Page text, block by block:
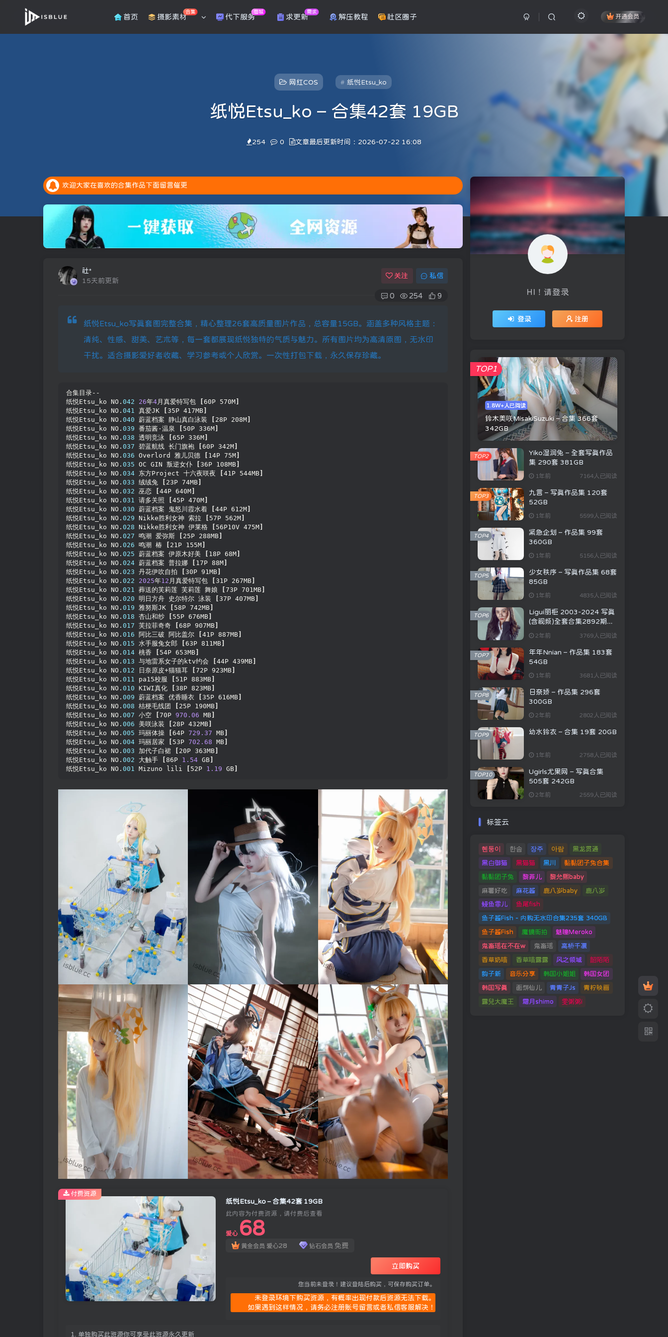
首页 摄影素材
合集
代下服务
商城
求更新
需求
解压教程 社区圈子 开通会员
网红COS 纸悦Etsu_ko
纸悦Etsu_ko – 合集42套 19GB
254 0
文章最后更新时间：2026-07-22 16:08
欢迎大家在喜欢的合集作品下面留言催更
全新的积分抽奖系统上线，每天完成任务赚取积分，抽奖白嫖会员。点击参加抽奖
社*
15天前更新
关注 私信
0 254 9
纸悦Etsu_ko写真套图完整合集，精心整理26套高质量图片作品，总容量15GB。涵盖多种风格主题：
清纯、性感、甜美、艺术等，每一套都展现纸悦独特的气质与魅力。所有图片均为高清原图，无水印
干扰。适合摄影爱好者收藏、学习参考或个人欣赏。一次性打包下载，永久保存珍藏。
合集目录--
纸悦Etsu_ko NO. 042 26年4 月真爱特写包 60P 570M
纸悦Etsu_ko NO. 041 真爱JK 35P 417MB
纸悦Etsu_ko NO. 040 蔚蓝档案 静山真白泳装 28P 208M
纸悦Etsu_ko NO. 039 番茄酱·温泉 50P 336M
纸悦Etsu_ko NO. 038 透明竞泳 65P 336M
纸悦Etsu_ko NO. 037 碧蓝航线 长门旗袍 60P 342M
纸悦Etsu_ko NO. 036 Overlord 雅儿贝德 14P 75M
纸悦Etsu_ko NO. 035 OC GIN 叛逆女仆 36P 108MB
纸悦Etsu_ko NO. 034 东方Project 十六夜咲夜 41P 544MB
纸悦Etsu_ko NO. 033 绒绒兔 23P 74MB
纸悦Etsu_ko NO. 032 巫恋 44P 640M
纸悦Etsu_ko NO. 031 请多关照 45P 470M
纸悦Etsu_ko NO. 030 蔚蓝档案 鬼怒川霞水着 44P 612M
纸悦Etsu_ko NO. 029 Nikke胜利女神 索拉 57P 562M
纸悦Etsu_ko NO. 028 Nikke胜利女神 伊莱格 56P10V 475M
纸悦Etsu_ko NO. 027 鸣潮 爱弥斯 25P 288MB
纸悦Etsu_ko NO. 026 鸣潮 椿 21P 155M
纸悦Etsu_ko NO. 025 蔚蓝档案 伊原木好美 18P 68M
纸悦Etsu_ko NO. 024 蔚蓝档案 普拉娜 17P 88M
纸悦Etsu_ko NO. 023 丹花伊吹自拍 30P 91MB
纸悦Etsu_ko NO. 022 2025年12 月真爱特写包 31P 267MB
纸悦Etsu_ko NO. 021 葬送的芙莉莲 芙莉莲 舞娘 73P 701MB
纸悦Etsu_ko NO. 020 明日方舟 史尔特尔 泳装 37P 407MB
纸悦Etsu_ko NO. 019 雅努斯JK 58P 742MB
纸悦Etsu_ko NO. 018 杏山和纱 55P 676MB
纸悦Etsu_ko NO. 017 芙拉菲奇奇 68P 907MB
纸悦Etsu_ko NO. 016 阿比三破 阿比盖尔 41P 887MB
纸悦Etsu_ko NO. 015 水手服兔女郎 63P 811MB
纸悦Etsu_ko NO. 014 桃香 54P 653MB
纸悦Etsu_ko NO. 013 与地雷系女子的ktv约会 44P 439MB
纸悦Etsu_ko NO. 012 日奈原皮+猫猫耳 72P 923MB
纸悦Etsu_ko NO. 011 pa15校服 51P 883MB
纸悦Etsu_ko NO. 010 KIWI真化 38P 823MB
纸悦Etsu_ko NO. 009 蔚蓝档案 优香睡衣 35P 616MB
纸悦Etsu_ko NO. 008 桔梗毛线团 25P 190MB
纸悦Etsu_ko NO. 007 小空 70P 970.06 MB
纸悦Etsu_ko NO. 006 美咲泳装 28P 432MB
纸悦Etsu_ko NO. 005 玛丽体操 64P 729.37 MB
纸悦Etsu_ko NO. 004 玛丽居家 53P 702.68 MB
纸悦Etsu_ko NO. 003 加代子白裙 20P 363MB
纸悦Etsu_ko NO. 002 大触手 86P 1.54 GB
纸悦Etsu_ko NO. 001 Mizuno lili 52P 1.19 GB
纸悦Etsu_ko – 合集42套 19GB
此内容为付费资源，请付费后查看
爱心 68
黄金会员 爱心28 钻石会员 免费
立即购买
您当前未登录！建议登陆后购买，可保存购买订单。
未登录环境下购买资源，有概率出现付款后资源无法下载。
如果遇到这样情况，请务必注册账号留言或者私信客服解决！
1. 单独购买此资源你可享受此资源永久更新
付费资源
HI！请登录
登录 注册
1.8W+人已阅读
铃木美咲MisakiSuzuki – 合集 366套
342GB
TOP1
Yiko湿润兔 – 全套写真作品
集 290套 381GB
1年前 7164人已阅读
TOP2
九言 – 写真作品集 120套
52GB
1年前 5599人已阅读
TOP3
紧急企划 – 作品集 99套
360GB
1年前 5156人已阅读
TOP4
少女秩序 – 写真作品集 68套
85GB
1年前 4835人已阅读
TOP5
Ligui丽柜 2003-2024 写真
(含视频)全套合集2892期
2年前 3769人已阅读
TOP6
年年Nnian – 作品集 183套
54GB
1年前 3681人已阅读
TOP7
日奈娇 – 作品集 296套
300GB
2年前 2802人已阅读
TOP8
幼水铃衣 – 合集 19套 20GB
1年前 2758人已阅读
TOP9
Ugirls尤果网 – 写真合集
505套 242GB
2年前 2559人已阅读
TOP10
标签云
혠둥이 한솜 장주 아람 黑龙贯通
黑白御猫 黑猫猫 黑川 黏黏团子兔合集
黏黏团子兔 黎菲儿 黎允熙baby
麻薯好吃 麻花酱 鹿八岁baby 鹿八岁
鳗鱼霏儿 鱼尾fish
鱼子酱Fish - 内购无水印合集235套 340GB
鱼子酱Fish 魔镜街拍 魅瞳Meroko
鬼畜瑶在不在w 鬼畜瑶 高桥千凛
香草奶喵 香草喵露露 风之领域 韶陌陌
韵子新 音乐分享 韩国小姐姐 韩国女团
韩国写真 面饼仙儿 青青子Js 青柠映画
露兒大魔王 霜月shimo 雯粥粥i